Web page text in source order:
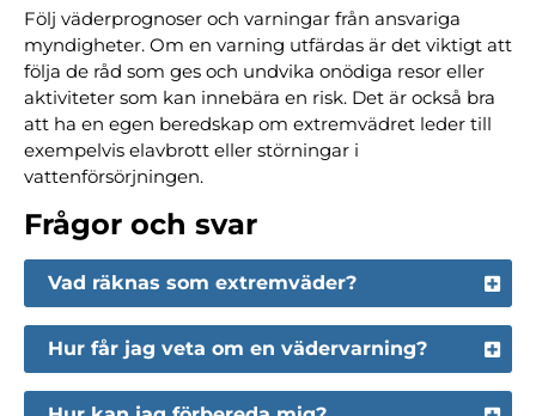
Följ väderprognoser och varningar från ansvariga
myndigheter. Om en varning utfärdas är det viktigt att
följa de råd som ges och undvika onödiga resor eller
aktiviteter som kan innebära en risk. Det är också bra
att ha en egen beredskap om extremvädret leder till
exempelvis elavbrott eller störningar i
vattenförsörjningen.
Frågor och svar
Vad räknas som extremväder?
Hur får jag veta om en vädervarning?